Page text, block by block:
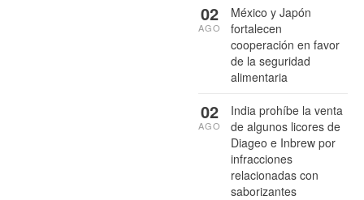
México y Japón
fortalecen
cooperación en favor
de la seguridad
alimentaria
02
AGO
India prohíbe la venta
de algunos licores de
Diageo e Inbrew por
infracciones
relacionadas con
saborizantes
02
AGO